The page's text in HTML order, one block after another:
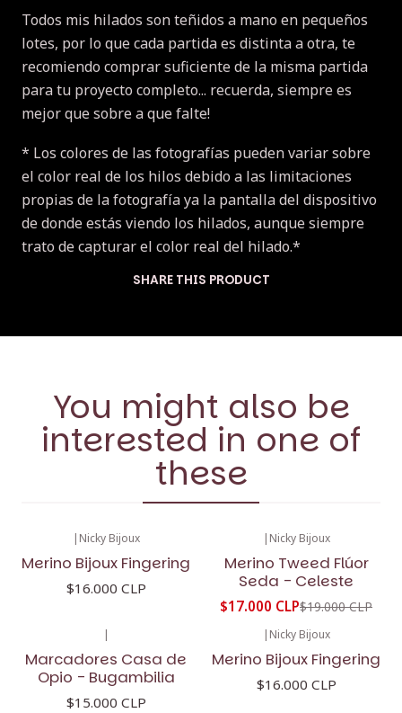
Todos mis hilados son teñidos a mano en pequeños
lotes, por lo que cada partida es distinta a otra, te
recomiendo comprar suficiente de la misma partida
para tu proyecto completo... recuerda, siempre es
mejor que sobre a que falte!
* Los colores de las fotografías pueden variar sobre
el color real de los hilos debido a las limitaciones
propias de la fotografía ya la pantalla del dispositivo
de donde estás viendo los hilados, aunque siempre
trato de capturar el color real del hilado.*
SHARE THIS PRODUCT
You might also be
interested in one of
these
| Nicky Bijoux
Merino Bijoux Fingering
$16.000 CLP
| Nicky Bijoux
Merino Tweed Flúor
Seda - Celeste
$17.000 CLP$19.000 CLP
|
Marcadores Casa de
Opio - Bugambilia
$15.000 CLP
| Nicky Bijoux
Merino Bijoux Fingering
$16.000 CLP